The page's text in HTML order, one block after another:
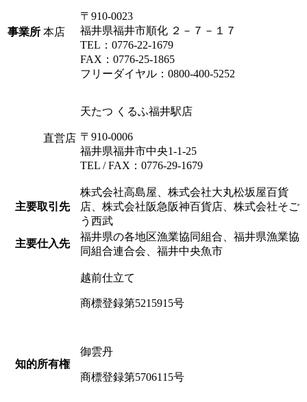
事業所 本店
〒910-0023
福井県福井市順化 ２－７－１７
TEL：0776-22-1679
FAX：0776-25-1865
フリーダイヤル：0800-400-5252
直営店
天たつ くるふ福井駅店
〒910-0006
福井県福井市中央1-1-25
TEL / FAX：0776-29-1679
主要取引先
株式会社高島屋、株式会社大丸松坂屋百貨
店、株式会社阪急阪神百貨店、株式会社そご
う西武
主要仕入先
福井県の各地区漁業協同組合、福井県漁業協
同組合連合会、福井中央魚市
知的所有権
越前仕立て
商標登録第5215915号
御雲丹
商標登録第5706115号